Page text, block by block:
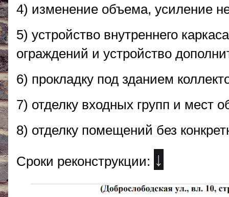
4) изменение объема, усиление
5) устройство внутреннего
ограждений и устройство
6) прокладку под зданием
7) отделку входных групп и
8) отделку помещений без
Сроки реконструкции: ↓